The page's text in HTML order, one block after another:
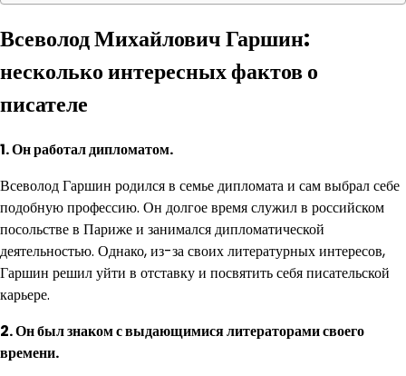
Всеволод Михайлович Гаршин:
несколько интересных фактов о
писателе
1. Он работал дипломатом.
Всеволод Гаршин родился в семье дипломата и сам выбрал себе
подобную профессию. Он долгое время служил в российском
посольстве в Париже и занимался дипломатической
деятельностью. Однако, из-за своих литературных интересов,
Гаршин решил уйти в отставку и посвятить себя писательской
карьере.
2. Он был знаком с выдающимися литераторами своего
времени.